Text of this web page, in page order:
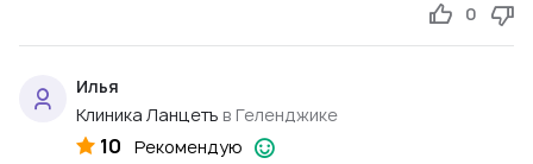
Ссылка на первоисточник
0
Илья
Клиника Ланцетъ в Геленджике
10 Рекомендую